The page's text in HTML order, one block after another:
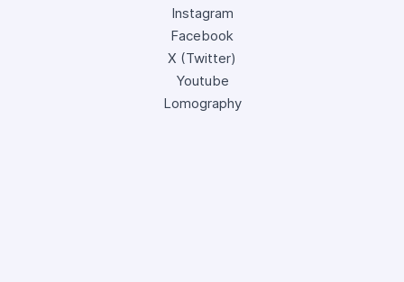
Instagram
Facebook
X (Twitter)
Youtube
Lomography